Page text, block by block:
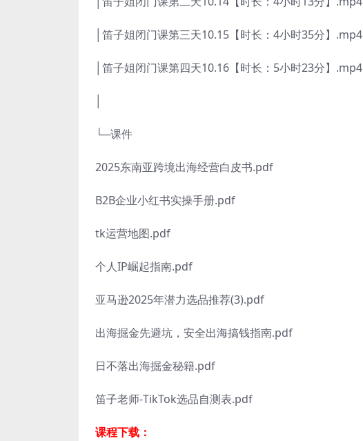
│笛子姐闭门课第三天10.15【时长：4小时35分】.mp4
│笛子姐闭门课第四天10.16【时长：5小时23分】.mp4
└─课件
2025东南亚跨境出海经营白皮书.pdf
B2B企业小红书实操手册.pdf
tk运营地图.pdf
个人IP崛起指南.pdf
亚马逊2025年潜力选品推荐(3).pdf
出海掘金先避坑，安全出海搞钱指南.pdf
日不落出海掘金秘籍.pdf
笛子老师-TikTok选品自测表.pdf
课程下载：